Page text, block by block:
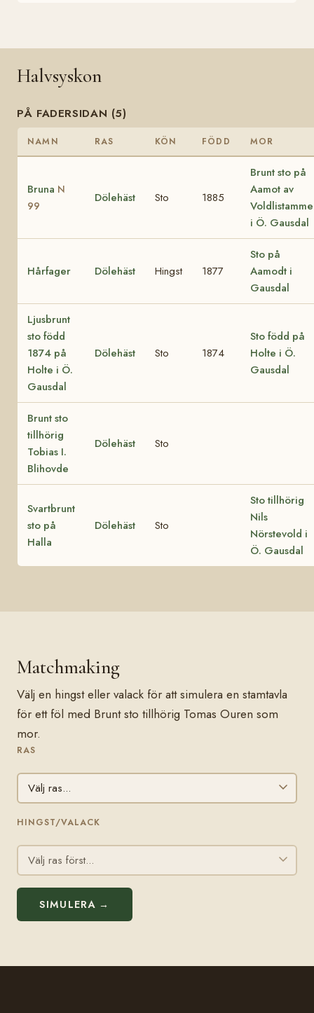
Halvsyskon
PÅ FADERSIDAN (5)
NAMN RAS KÖN FÖDD MOR
Bruna N
99
Dölehäst Sto 1885
Brunt sto på
Aamot av
i Ö. Gausdal
Hårfager Dölehäst Hingst 1877
Sto på
Aamodt i
Gausdal
Ljusbrunt
sto född
1874 på
Holte i Ö.
Gausdal
Dölehäst Sto 1874
Sto född på
Holte i Ö.
Gausdal
Brunt sto
tillhörig
Tobias I.
Blihovde
Dölehäst Sto
Svartbrunt
sto på
Halla
Dölehäst Sto
Sto tillhörig
Nils
Nörstevold i
Ö. Gausdal
Matchmaking
Välj en hingst eller valack för att simulera en stamtavla
för ett föl med Brunt sto tillhörig Tomas Ouren som
mor.
RAS
HINGST/VALACK
SIMULERA →